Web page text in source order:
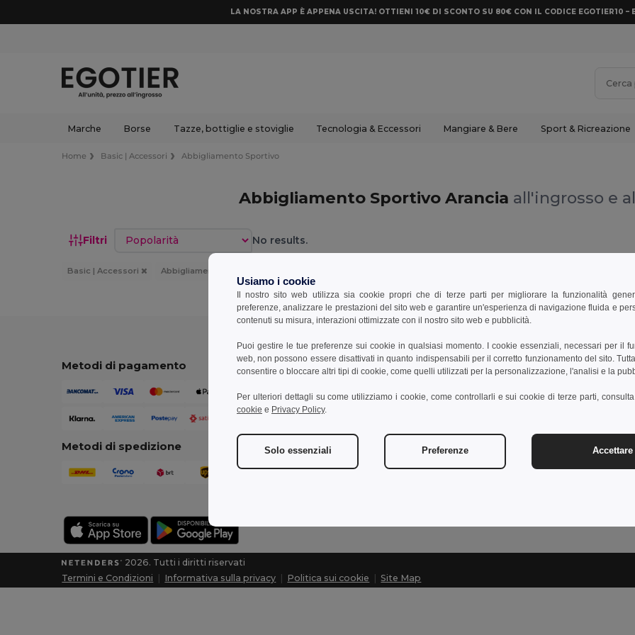
LA NOSTRA APP È APPENA USCITA! OTTIENI 10€ DI SCONTO SU 80€ CON IL CODICE EGOTIER10 –
Marche Borse Tazze, bottiglie e stoviglie Tecnologia & Eccessori Mangiare & Bere Sport & Ricreazione
Home Basic | Accessori Abbigliamento Sportivo
Abbigliamento Sportivo Arancia all'ingrosso e
Filtri Ordina per No results.
Basic | Accessori Abbigliamento Sportivo
Metodi di pagamento
Metodi di spedizione
Contattaci
Cliente
Vendite
vendite@egotier.it
2026. Tutti i diritti riservati
Termini e Condizioni
Informativa sulla privacy Politica sui cookie |Site Map
Usiamo i cookie
Il nostro sito web utilizza sia cookie propri che di terze parti per migliorare la funzionalità
preferenze, analizzare le prestazioni del sito web e garantire un'esperienza di navigazione fluida e
contenuti su misura, interazioni ottimizzate con il nostro sito web e pubblicità.
Puoi gestire le tue preferenze sui cookie in qualsiasi momento. I cookie essenziali, necessari per il
web, non possono essere disattivati in quanto indispensabili per il corretto funzionamento del sito.
consentire o bloccare altri tipi di cookie, come quelli utilizzati per la personalizzazione, l'analisi e la
Per ulteriori dettagli su come utilizziamo i cookie, come controllarli e sui cookie di terze parti,
cookie e Privacy Policy.
Solo essenziali Preferenze